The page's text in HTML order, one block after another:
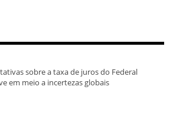
sobre a taxa de juros do Federal
em meio a incertezas globais